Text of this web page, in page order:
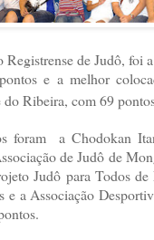
de Judô, foi
e a melhor
Ribeira, com 69
foram a Chodokan
de Judô de
Judô para Todos de
e a Associação